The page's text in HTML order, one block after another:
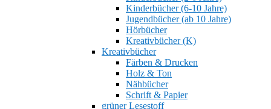
Kinderbücher (6-10 Jahre)
Jugendbücher (ab 10 Jahre)
Hörbücher
Kreativbücher (K)
Kreativbücher
Färben & Drucken
Holz & Ton
Nähbücher
Schrift & Papier
grüner Lesestoff